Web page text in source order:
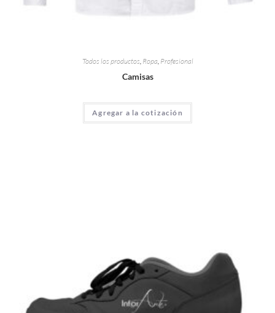
Todos los productos Ropa Profesional
Camisas
Agregar a la cotización